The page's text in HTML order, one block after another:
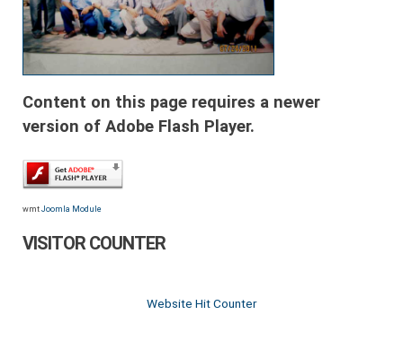
Content on this page requires a newer
version of Adobe Flash Player.
wmt Joomla Module
VISITOR COUNTER
Website Hit Counter